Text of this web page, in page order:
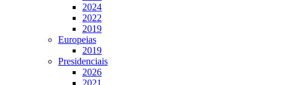
2024
2022
2019
Europeias
2019
Presidenciais
2026
2021